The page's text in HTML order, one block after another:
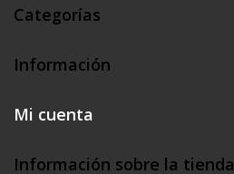
Categorías
Información
Mi cuenta
Información sobre la tienda